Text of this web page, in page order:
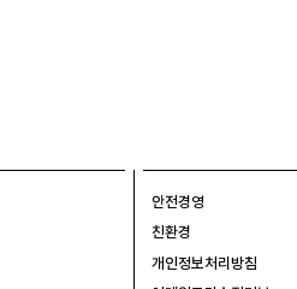
안전경영
친환경
개인정보처리방침